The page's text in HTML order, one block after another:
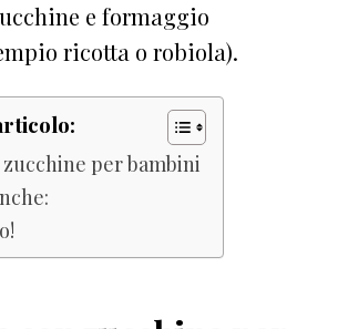
e formaggio
ricotta o robiola).
zucchine per bambini